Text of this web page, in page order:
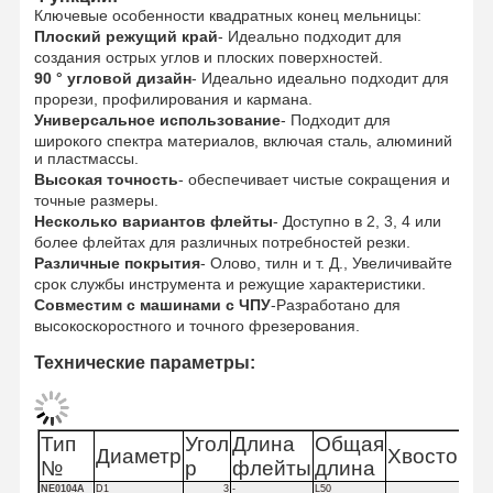
Домой Продукты О Нас
Экскурсия
По Заводу
Ключевые особенности квадратных конец мельницы:
Плоский режущий край- Идеально подходит для
создания острых углов и плоских поверхностей.
90 ° угловой дизайн- Идеально идеально подходит для
прорези, профилирования и кармана.
Универсальное использование- Подходит для
широкого спектра материалов, включая сталь, алюминий
и пластмассы.
Высокая точность- обеспечивает чистые сокращения и
точные размеры.
Несколько вариантов флейты- Доступно в 2, 3, 4 или
более флейтах для различных потребностей резки.
Различные покрытия- Олово, тилн и т. Д., Увеличивайте
срок службы инструмента и режущие характеристики.
Совместим с машинами с ЧПУ-Разработано для
высокоскоростного и точного фрезерования.
Технические параметры:
Тип
№
Диаметр
Угол
р
Длина
флейты
Общая
длина
NE0104A D1 3 - L50